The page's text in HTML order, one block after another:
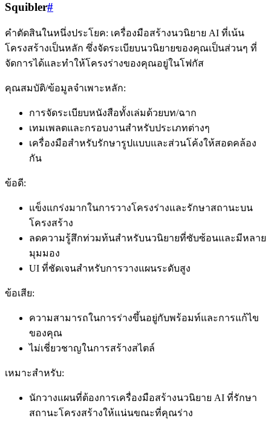
Squibler#
คำตัดสินในหนึ่งประโยค: เครื่องมือสร้างนวนิยาย AI ที่เน้น
โครงสร้างเป็นหลัก ซึ่งจัดระเบียบนวนิยายของคุณเป็นส่วนๆ ที่
จัดการได้และทำให้โครงร่างของคุณอยู่ในโฟกัส
คุณสมบัติ/ข้อมูลจำเพาะหลัก:
การจัดระเบียบหนังสือทั้งเล่มด้วยบท/ฉาก
เทมเพลตและกรอบงานสำหรับประเภทต่างๆ
เครื่องมือสำหรับรักษารูปแบบและส่วนโค้งให้สอดคล้อง
กัน
ข้อดี:
แข็งแกร่งมากในการวางโครงร่างและรักษาสถานะบน
โครงสร้าง
ลดความรู้สึกท่วมท้นสำหรับนวนิยายที่ซับซ้อนและมีหลาย
มุมมอง
UI ที่ชัดเจนสำหรับการวางแผนระดับสูง
ข้อเสีย:
ความสามารถในการร่างขึ้นอยู่กับพร้อมท์และการแก้ไข
ของคุณ
ไม่เชี่ยวชาญในการสร้างสไตล์
เหมาะสำหรับ:
นักวางแผนที่ต้องการเครื่องมือสร้างนวนิยาย AI ที่รักษา
สถานะโครงสร้างให้แน่นขณะที่คุณร่าง